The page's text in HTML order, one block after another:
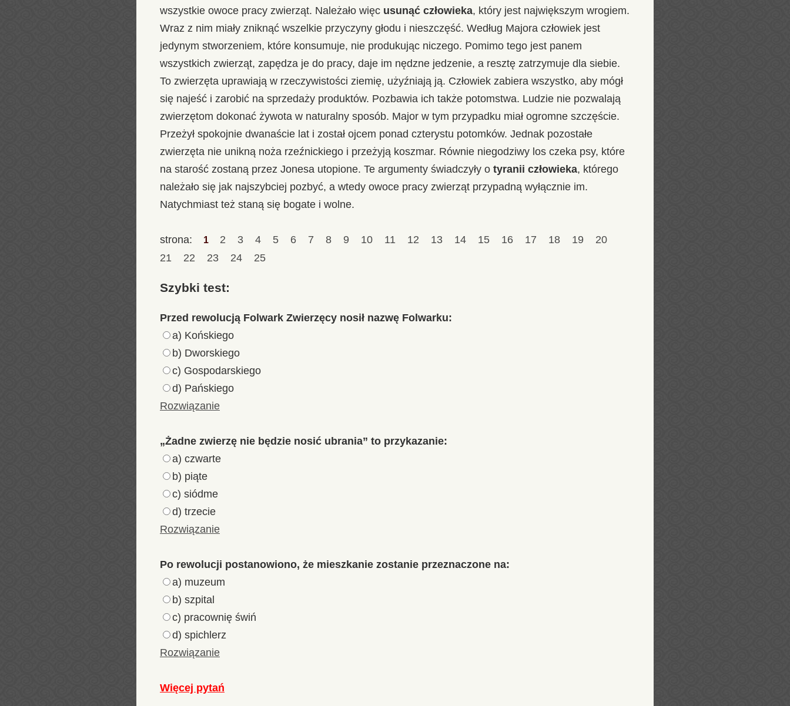
wszystkie owoce pracy zwierząt. Należało więc usunąć człowieka, który jest największym wrogiem.
Wraz z nim miały zniknąć wszelkie przyczyny głodu i nieszczęść. Według Majora człowiek jest
jedynym stworzeniem, które konsumuje, nie produkując niczego. Pomimo tego jest panem
wszystkich zwierząt, zapędza je do pracy, daje im nędzne jedzenie, a resztę zatrzymuje dla siebie.
To zwierzęta uprawiają w rzeczywistości ziemię, użyźniają ją. Człowiek zabiera wszystko, aby mógł
się najeść i zarobić na sprzedaży produktów. Pozbawia ich także potomstwa. Ludzie nie pozwalają
zwierzętom dokonać żywota w naturalny sposób. Major w tym przypadku miał ogromne szczęście.
Przeżył spokojnie dwanaście lat i został ojcem ponad czterystu potomków. Jednak pozostałe
zwierzęta nie unikną noża rzeźnickiego i przeżyją koszmar. Równie niegodziwy los czeka psy, które
na starość zostaną przez Jonesa utopione. Te argumenty świadczyły o tyranii człowieka, którego
należało się jak najszybciej pozbyć, a wtedy owoce pracy zwierząt przypadną wyłącznie im.
Natychmiast też staną się bogate i wolne.
strona: 1 2 3 4 5 6 7 8 9 10 11 12 13 14 15 16 17 18 19
20
21
22 23 24 25
Szybki test:
Przed rewolucją Folwark Zwierzęcy nosił nazwę Folwarku:
a) Końskiego
b) Dworskiego
c) Gospodarskiego
d) Pańskiego
Rozwiązanie
„Żadne zwierzę nie będzie nosić ubrania” to przykazanie:
a) czwarte
b) piąte
c) siódme
d) trzecie
Rozwiązanie
Po rewolucji postanowiono, że mieszkanie zostanie przeznaczone na:
a) muzeum
b) szpital
c) pracownię świń
d) spichlerz
Rozwiązanie
Więcej pytań